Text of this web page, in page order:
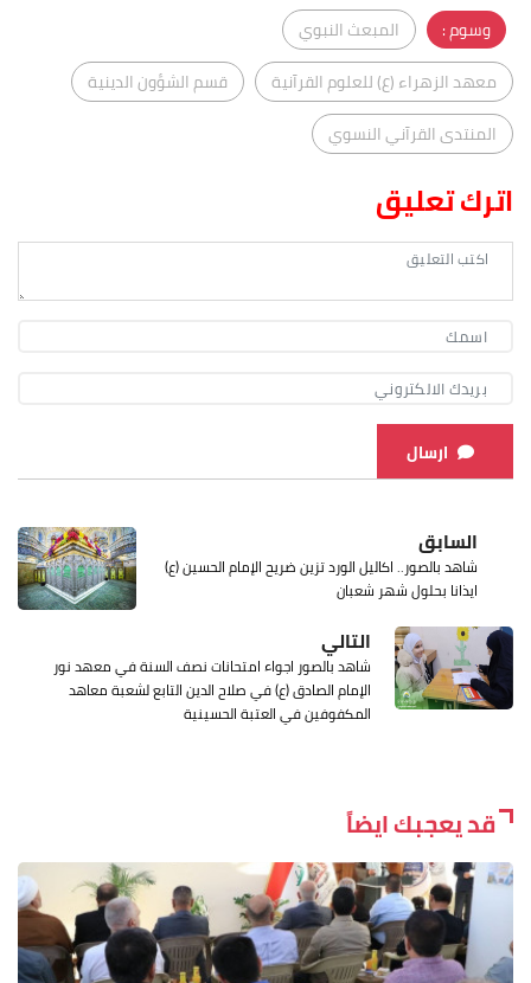
وسوم :
المبعث النبوي
معهد الزهراء (ع) للعلوم القرآنية
قسم الشؤون الدينية
المنتدى القرآني النسوي
اترك تعليق
ارسال
السابق
شاهد بالصور.. اكاليل الورد تزين ضريح الإمام الحسين (ع)
ايذانا بحلول شهر شعبان
التالي
شاهد بالصور اجواء امتحانات نصف السنة في معهد نور
الإمام الصادق (ع) في صلاح الدين التابع لشعبة معاهد
المكفوفين في العتبة الحسينية
قد يعجبك ايضاً